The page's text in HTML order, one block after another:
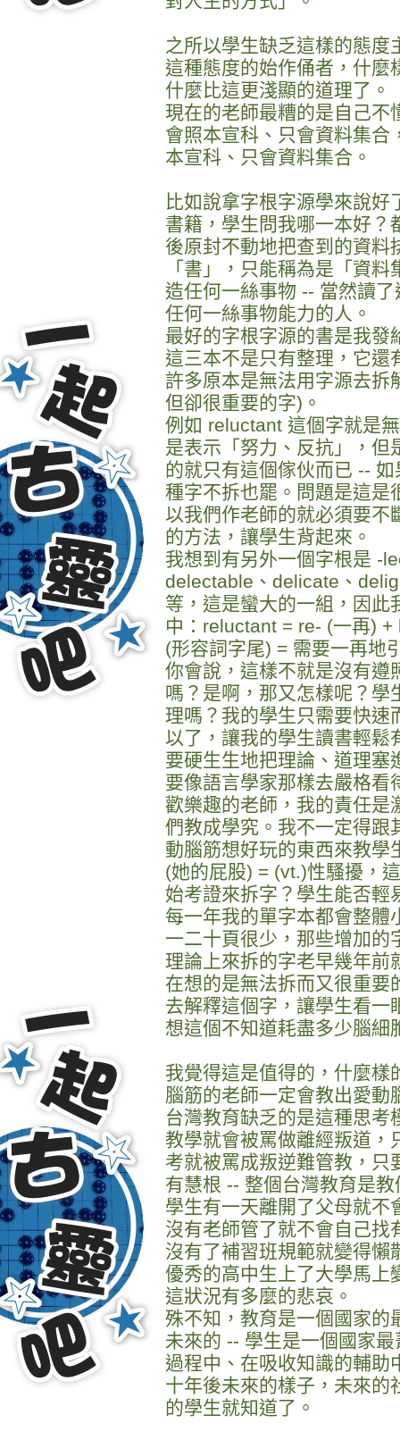
之所以學生缺乏這樣的態度
這種態度的始作俑者，什麼
什麼比這更淺顯的道理了。
現在的老師最糟的是自己不
會照本宣科、只會資料集合
本宣科、只會資料集合。
比如說拿字根字源學來說
書籍，學生問我哪一本好？
後原封不動地把查到的資料
「書」，只能稱為是「資
造任何一絲事物 -- 當然讀
任何一絲事物能力的人。
最好的字根字源的書是我發
這三本不是只有整理，它還
許多原本是無法用字源去拆
但卻很重要的字)。
例如 reluctant 這個字就是
是表示「努力、反抗」，但
的就只有這個傢伙而已 --
種字不拆也罷。問題是這是
以我們作老師的就必須要不
的方法，讓學生背起來。
我想到有另外一個字根是 -
delectable、delicate、
等，這是蠻大的一組，因
中：reluctant = re- (一再)
(形容詞字尾) = 需要一再地
你會說，這樣不就是沒有遵
嗎？是啊，那又怎樣呢？學
理嗎？我的學生只需要快速
以了，讓我的學生讀書輕鬆
要硬生生地把理論、道理塞
要像語言學家那樣去嚴格看
歡樂趣的老師，我的責任是
們教成學究。我不一定得跟
動腦筋想好玩的東西來教
(她的屁股) = (vt.)性騷擾，
始考證來拆字？學生能否輕
每一年我的單字本都會整體
一二十頁很少，那些增加的
理論上來拆的字老早幾年前
在想的是無法拆而又很重要
去解釋這個字，讓學生看一
想這個不知道耗盡多少腦細
我覺得這是值得的，什麼樣
腦筋的老師一定會教出愛動
台灣教育缺乏的是這種思考
教學就會被罵做離經叛道，
考就被罵成叛逆難管教，只
有慧根 -- 整個台灣教育是
學生有一天離開了父母就不
沒有老師管了就不會自己找
沒有了補習班規範就變得懶
優秀的高中生上了大學馬上
這狀況有多麼的悲哀。
殊不知，教育是一個國家的
未來的 -- 學生是一個國家
過程中、在吸收知識的輔助
十年後未來的樣子，未來的
的學生就知道了。